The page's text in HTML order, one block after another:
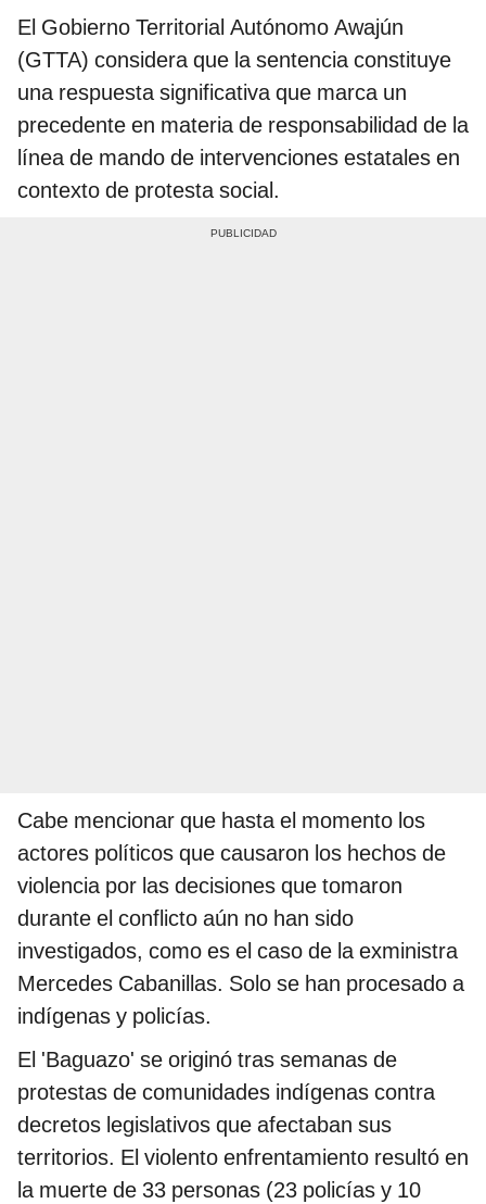
El Gobierno Territorial Autónomo Awajún
(GTTA) considera que la sentencia constituye
una respuesta significativa que marca un
precedente en materia de responsabilidad de la
línea de mando de intervenciones estatales en
contexto de protesta social.
Cabe mencionar que hasta el momento los
actores políticos que causaron los hechos de
violencia por las decisiones que tomaron
durante el conflicto aún no han sido
investigados, como es el caso de la exministra
Mercedes Cabanillas. Solo se han procesado a
indígenas y policías.
El 'Baguazo' se originó tras semanas de
protestas de comunidades indígenas contra
decretos legislativos que afectaban sus
territorios. El violento enfrentamiento resultó en
la muerte de 33 personas (23 policías y 10